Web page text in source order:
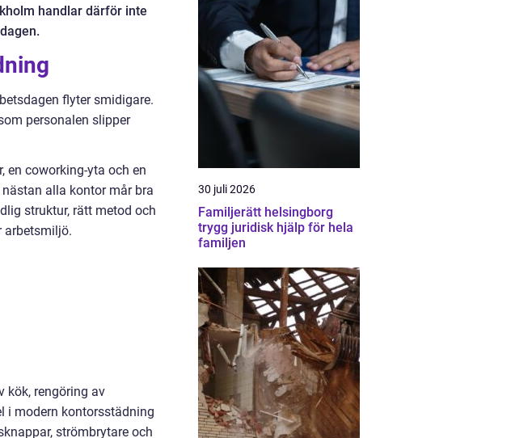
handlar därför inte
flyter smidigare.
personalen slipper
en coworking-yta och en
alla kontor mår bra
struktur, rätt metod och
arbetsmiljö.
kök, rengöring av
i modern kontorsstädning
strömbrytare och
30 juli 2026
Familjerätt helsingborg
trygg juridisk hjälp för hela
familjen